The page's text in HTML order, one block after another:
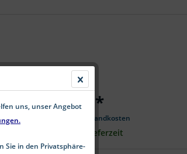
ab 1,25 € *
zzgl. Versandkosten
2-5 Werktage Lieferzeit
uns, unser Angebot
Sie in den Privatsphäre-